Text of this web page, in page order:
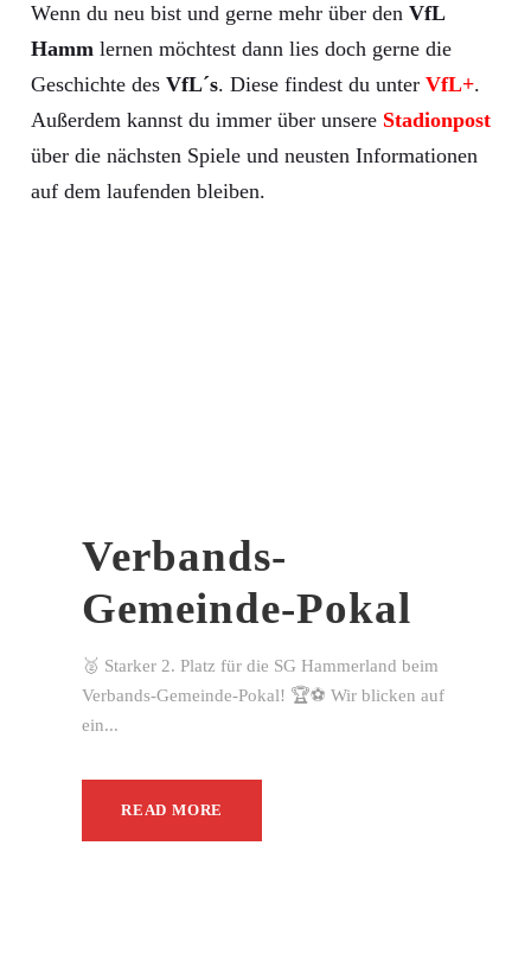
Wenn du neu bist und gerne mehr über den VfL
Hamm lernen möchtest dann lies doch gerne die
Geschichte des VfL´s. Diese findest du unter VfL+.
Außerdem kannst du immer über unsere Stadionpost
über die nächsten Spiele und neusten Informationen
auf dem laufenden bleiben.
Verbands-
Gemeinde-Pokal
🥈 Starker 2. Platz für die SG Hammerland beim
Verbands-Gemeinde-Pokal! 🏆⚽ Wir blicken auf
ein...
READ MORE